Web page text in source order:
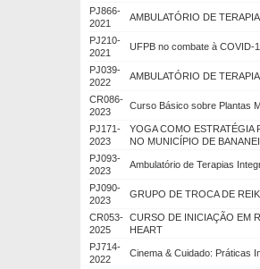
PJ866-
2021
AMBULATÓRIO DE
PJ210-
2021
UFPB no combate à COVID-
PJ039-
2022
AMBULATÓRIO DE
CR086-
2023
Curso Básico sobre Plantas
PJ171-
2023
YOGA COMO ESTRATÉGIA
NO MUNICÍPIO DE
PJ093-
2023
Ambulatório de Terapias
PJ090-
2023
GRUPO DE TROCA DE
CR053-
2025
CURSO DE INICIAÇÃO EM
HEART
PJ714-
2022
Cinema & Cuidado: Práticas